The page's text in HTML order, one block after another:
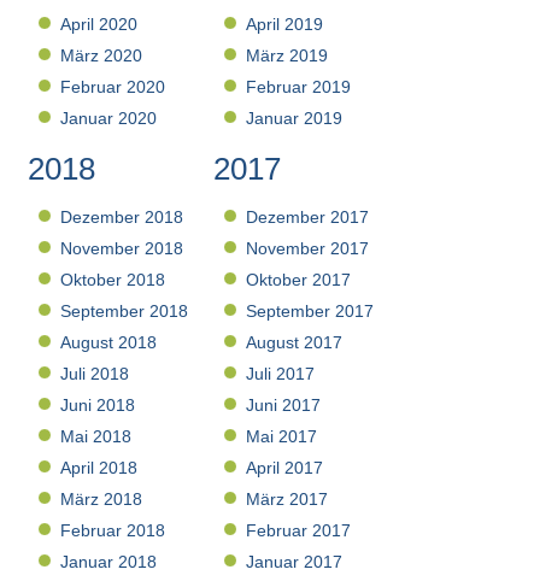
April 2020
März 2020
Februar 2020
Januar 2020
April 2019
März 2019
Februar 2019
Januar 2019
2018
Dezember 2018
November 2018
Oktober 2018
September 2018
August 2018
Juli 2018
Juni 2018
Mai 2018
April 2018
März 2018
Februar 2018
Januar 2018
2017
Dezember 2017
November 2017
Oktober 2017
September 2017
August 2017
Juli 2017
Juni 2017
Mai 2017
April 2017
März 2017
Februar 2017
Januar 2017